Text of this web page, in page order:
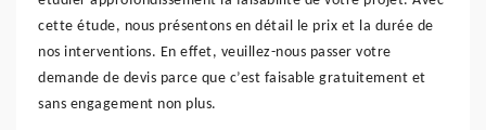
cette étude, nous présentons en détail le prix et la durée de
nos interventions. En effet, veuillez-nous passer votre
demande de devis parce que c’est faisable gratuitement et
sans engagement non plus.